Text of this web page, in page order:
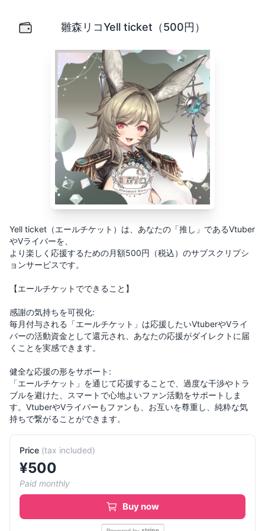
雛森リコYell ticket（500円）
Yell ticket（エールチケット）は、あなたの「推し」であるVtuber
やVライバーを、
より楽しく応援するための月額500円（税込）のサブスクリプシ
ョンサービスです。
【エールチケットでできること】
感謝の気持ちを可視化:
毎月付与される「エールチケット」は応援したいVtuberやVライ
バーの活動資金として還元され、あなたの応援がダイレクトに届
くことを実感できます。
健全な応援の形をサポート:
「エールチケット」を通じて応援することで、過度な干渉やトラ
ブルを避けた、スマートで心地よいファン活動をサポートしま
す。VtuberやVライバーもファンも、お互いを尊重し、純粋な気
持ちで繋がることができます。
Price (tax included)
¥500
Paid monthly
Buy now